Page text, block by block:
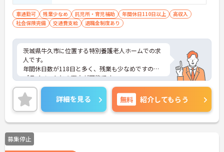
車通勤可 残業少なめ 託児所・育児補助 年間休日110日以上
高収入
社会保険完備
交通費支給 退職金制度あり
茨城県牛久市に位置する特別養護老人ホームでの求
人です。
年間休日数が118日と多く、残業も少なめですので
プライベートとの両立が可能です。
託児所の完備や育児休暇取得実績など子育て支援も
充実しています。
ご興味ある方には、面接のポイントなど、さらに詳
細をお話致しますのでお気軽にご相談ください。
詳細を見る 無料 紹介してもらう
募集停止